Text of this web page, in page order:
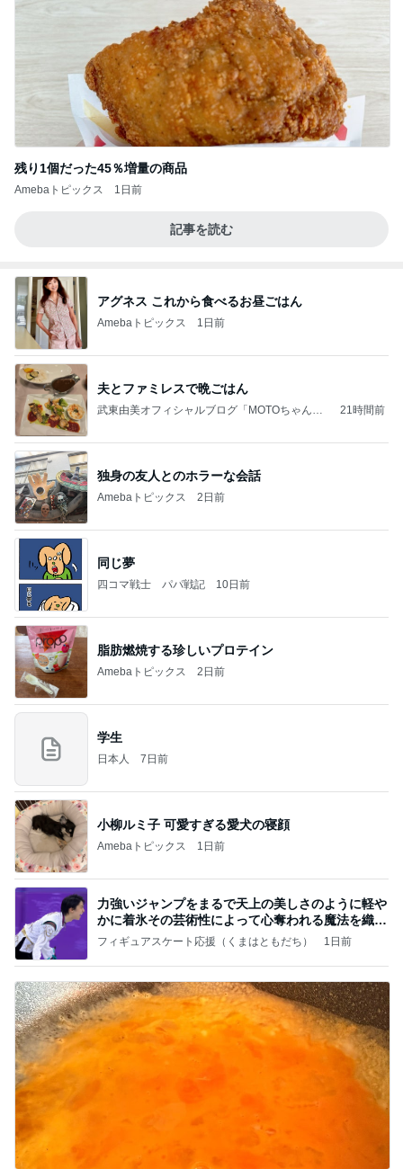
残り1個だった45％増量の商品
Amebaトピックス 1日前
記事を読む
アグネス これから食べるお昼ごはん
Amebaトピックス 1日前
夫とファミレスで晩ごはん
武東由美オフィシャルブログ「MOTOちゃんと
21時間前
独身の友人とのホラーな会話
Amebaトピックス 2日前
同じ夢
四コマ戦士 パパ戦記 10日前
脂肪燃焼する珍しいプロテイン
Amebaトピックス 2日前
学生
日本人 7日前
小柳ルミ子 可愛すぎる愛犬の寝顔
Amebaトピックス 1日前
力強いジャンプをまるで天上の美しさのように軽や
かに着氷その芸術性によって心奪われる魔法を織り
なす
フィギュアスケート応援（くまはともだち） 1日前